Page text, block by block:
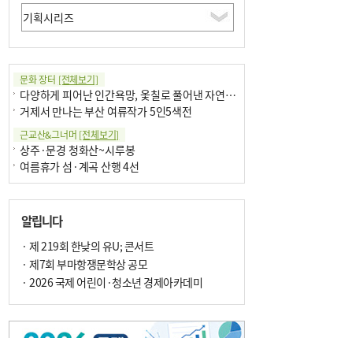
문화 장터 [전체보기]
다양하게 피어난 인간욕망, 옻칠로 풀어낸 자연의 이치
거제서 만나는 부산 여류작가 5인5색전
근교산&그너머 [전체보기]
상주·문경 청화산~시루봉
여름휴가 섬·계곡 산행 4선
알립니다
· 제 219회 한낮의 유U; 콘서트
· 제7회 부마항쟁문학상 공모
· 2026 국제 어린이·청소년 경제아카데미